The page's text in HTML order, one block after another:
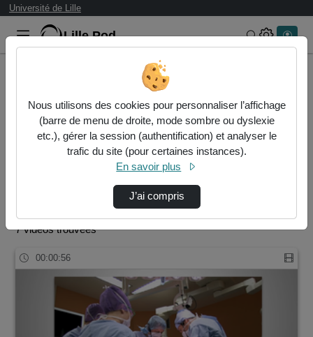
Université de Lille
Lille.Pod Rechercher
Résultats de la recherche
Filtres actifs (cliquer pour en retirer) :
icare-faculte-de-medecine-de-lille
ufr3s
icare-faculte-de-medecine-de-lille
ufr3s
icare-faculte-de-medecine-de-lille
7 vidéos trouvées
00:00:56
Nous utilisons des cookies pour personnaliser l’affichage
(barre de menu de droite, mode sombre ou dyslexie
etc.), gérer la session (authentification) et analyser le
trafic du site (pour certaines instances).
En savoir plus
J’ai compris